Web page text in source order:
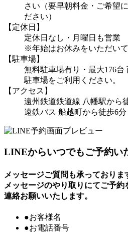
さい（要早朝料金・ご希望
ださい）
【定休日】
定休日なし・月曜日も営業
※年始はお休みをいただいて
【駐車場】
無料駐車場有り・最大176
駐車場をご利用ください。
【アクセス】
遠州鉄道鉄道線 八幡駅から
遠鉄バス 船越町から徒歩6分
LINEからいつでもご予約い
メッセージご質問も承っておりま
メッセージのやり取りにてご予
連絡お願いいたします。
●お客様名
●お電話番号